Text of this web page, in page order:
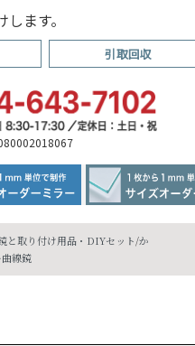
ます。
引取回収
と取り付け用品・DIYセット/か
線鏡